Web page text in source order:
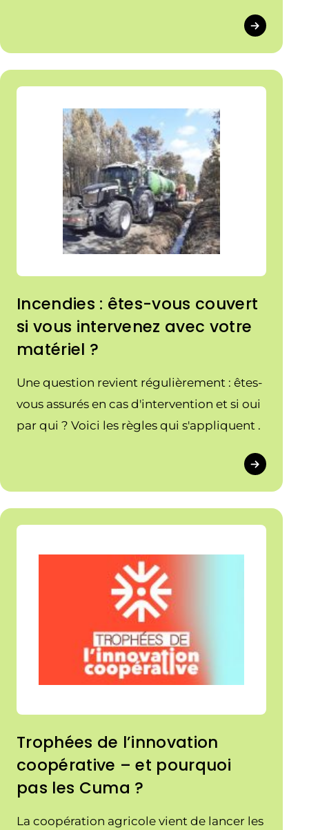
Incendies : êtes-vous couvert
si vous intervenez avec votre
matériel ?
Une question revient régulièrement : êtes-
vous assurés en cas d'intervention et si oui
par qui ? Voici les règles qui s'appliquent .
Trophées de l’innovation
coopérative – et pourquoi
pas les Cuma ?
La coopération agricole vient de lancer les